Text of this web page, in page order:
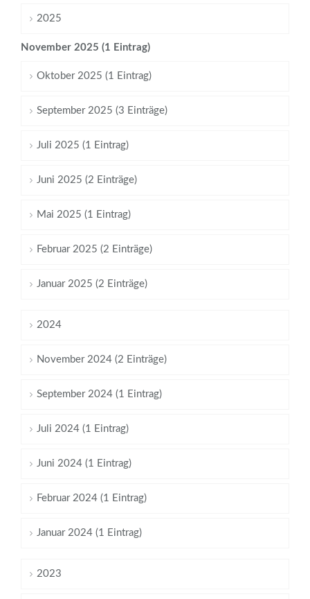
2025
November 2025 (1 Eintrag)
Oktober 2025 (1 Eintrag)
September 2025 (3 Einträge)
Juli 2025 (1 Eintrag)
Juni 2025 (2 Einträge)
Mai 2025 (1 Eintrag)
Februar 2025 (2 Einträge)
Januar 2025 (2 Einträge)
2024
November 2024 (2 Einträge)
September 2024 (1 Eintrag)
Juli 2024 (1 Eintrag)
Juni 2024 (1 Eintrag)
Februar 2024 (1 Eintrag)
Januar 2024 (1 Eintrag)
2023